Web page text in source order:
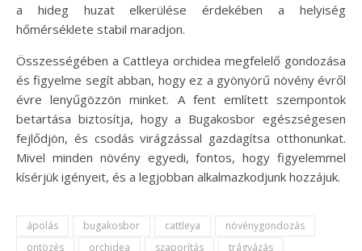
a hideg huzat elkerülése érdekében a helyiség
hőmérséklete stabil maradjon.
Összességében a Cattleya orchidea megfelelő gondozása
és figyelme segít abban, hogy ez a gyönyörű növény évről
évre lenyűgözzön minket. A fent említett szempontok
betartása biztosítja, hogy a Bugakosbor egészségesen
fejlődjön, és csodás virágzással gazdagítsa otthonunkat.
Mivel minden növény egyedi, fontos, hogy figyelemmel
kísérjük igényeit, és a legjobban alkalmazkodjunk hozzájuk.
ápolás bugakosbor cattleya
növénygondozás
öntözés
orchidea szaporítás trágyázás